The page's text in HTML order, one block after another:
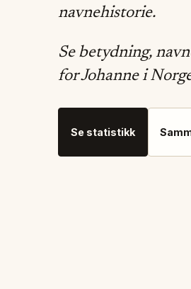
navnehistorie.
Se betydning,
for Johanne i
Se statistikk